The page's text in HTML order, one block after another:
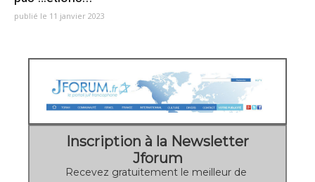
publié le 11 janvier 2023
Inscription à la Newsletter
Jforum
Recevez gratuitement le meilleur de